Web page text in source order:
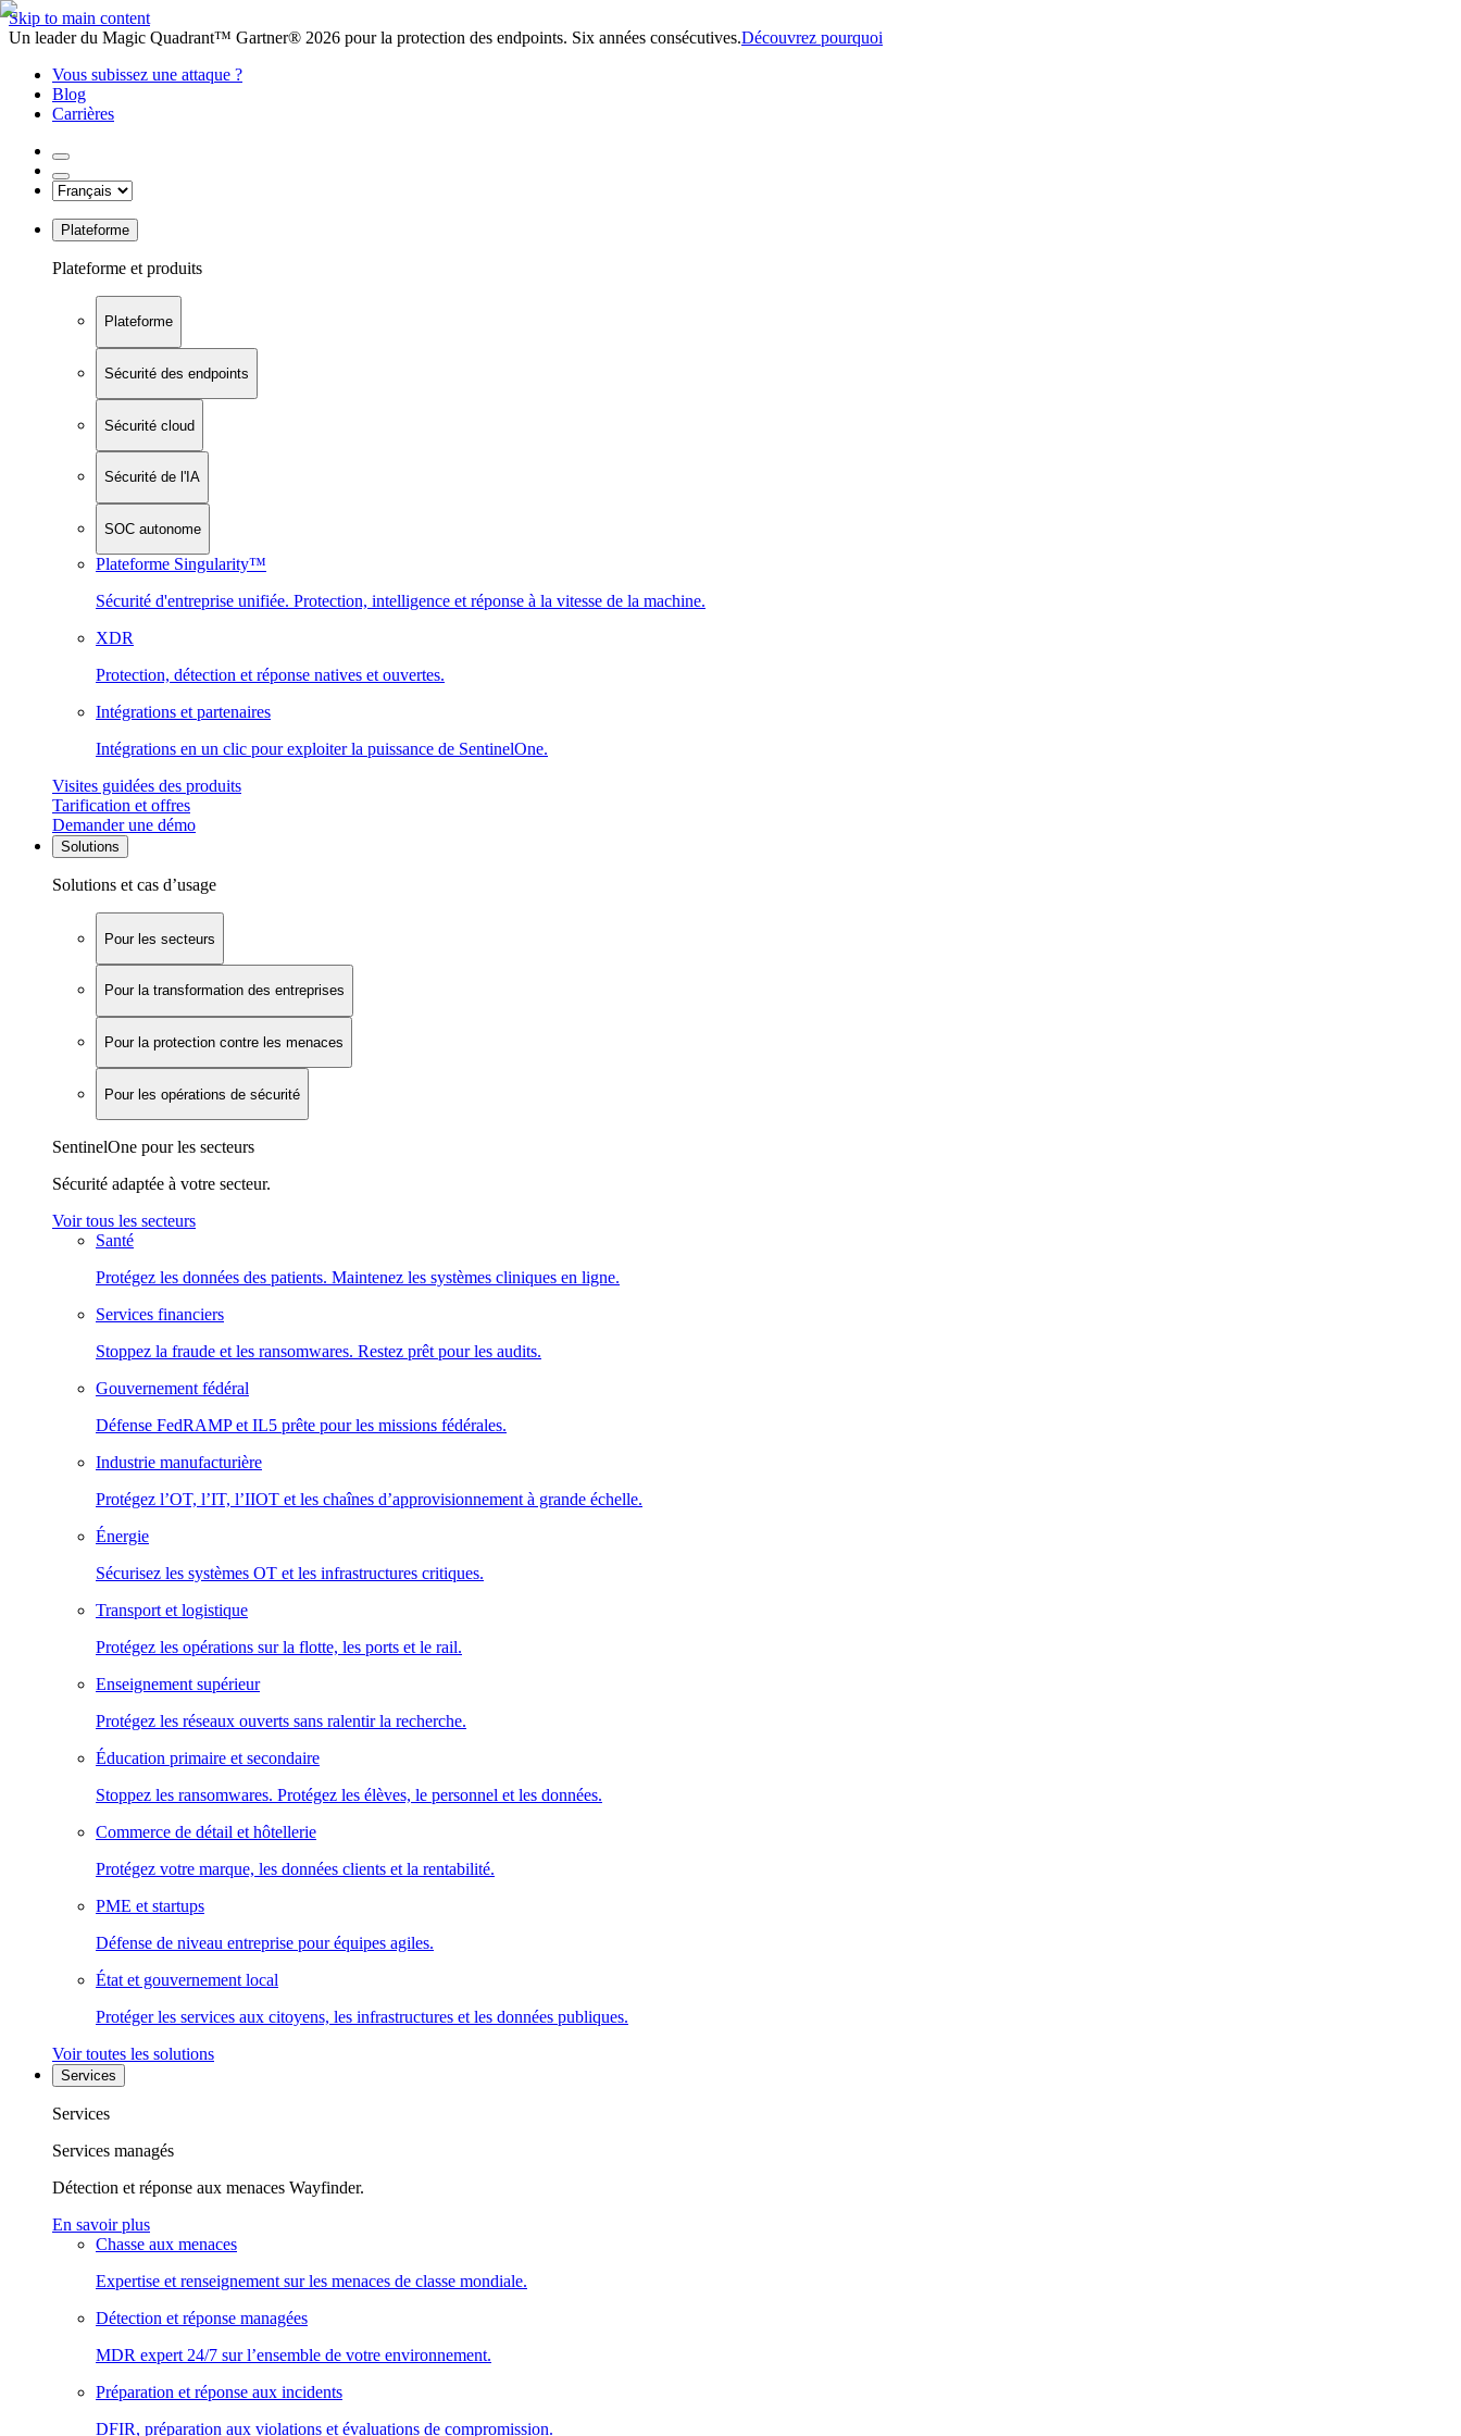
Skip to main content
Un leader du Magic Quadrant™ Gartner® 2026 pour la protection des endpoints. Six années consécutives.Découvrez pourquoi
Vous subissez une attaque ?
Blog
Carrières
Plateforme
Plateforme et produits
Plateforme
Sécurité des endpoints
Sécurité cloud
Sécurité de l'IA
SOC autonome
Plateforme Singularity™
Sécurité d'entreprise unifiée. Protection, intelligence et réponse à la vitesse de la machine.
XDR
Protection, détection et réponse natives et ouvertes.
Intégrations et partenaires
Intégrations en un clic pour exploiter la puissance de SentinelOne.
Visites guidées des produits
Tarification et offres
Demander une démo
Solutions
Solutions et cas d’usage
Pour les secteurs
Pour la transformation des entreprises
Pour la protection contre les menaces
Pour les opérations de sécurité
SentinelOne pour les secteurs
Sécurité adaptée à votre secteur.
Voir tous les secteurs
Santé
Protégez les données des patients. Maintenez les systèmes cliniques en ligne.
Services financiers
Stoppez la fraude et les ransomwares. Restez prêt pour les audits.
Gouvernement fédéral
Défense FedRAMP et IL5 prête pour les missions fédérales.
Industrie manufacturière
Protégez l’OT, l’IT, l’IIOT et les chaînes d’approvisionnement à grande échelle.
Énergie
Sécurisez les systèmes OT et les infrastructures critiques.
Transport et logistique
Protégez les opérations sur la flotte, les ports et le rail.
Enseignement supérieur
Protégez les réseaux ouverts sans ralentir la recherche.
Éducation primaire et secondaire
Stoppez les ransomwares. Protégez les élèves, le personnel et les données.
Commerce de détail et hôtellerie
Protégez votre marque, les données clients et la rentabilité.
PME et startups
Défense de niveau entreprise pour équipes agiles.
État et gouvernement local
Protéger les services aux citoyens, les infrastructures et les données publiques.
Voir toutes les solutions
Services
Services
Services managés
Détection et réponse aux menaces Wayfinder.
En savoir plus
Chasse aux menaces
Expertise et renseignement sur les menaces de classe mondiale.
Détection et réponse managées
MDR expert 24/7 sur l’ensemble de votre environnement.
Préparation et réponse aux incidents
DFIR, préparation aux violations et évaluations de compromission.